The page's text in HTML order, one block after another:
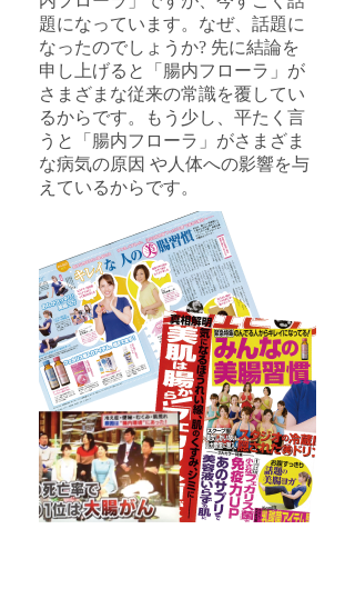
題になっています。なぜ、話題に
なったのでしょうか? 先に結論を
申し上げると「腸内フローラ」が
さまざまな従来の常識を覆してい
るからです。もう少し、平たく言
うと「腸内フローラ」がさまざま
な病気の原因 や人体への影響を与
えているからです。